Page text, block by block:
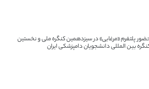
پلتفرم «مرغابی» در سیزدهمین کنگره ملی و نخستین
بین ‌المللی دانشجویان دامپزشکی ایران